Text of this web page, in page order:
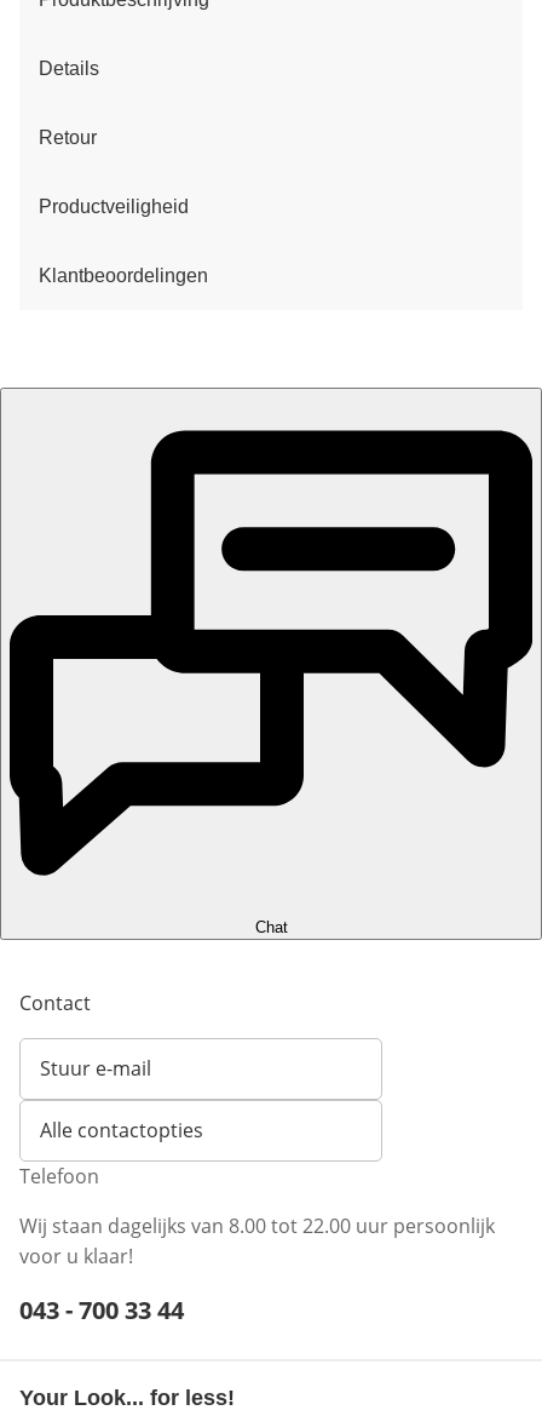
Details
Retour
Productveiligheid
Klantbeoordelingen
Chat
Contact
Stuur e-mail
Opent e-mailclient
Alle contactopties
Telefoon
Wij staan dagelijks van 8.00 tot 22.00 uur persoonlijk
voor u klaar!
Telefoonnummer:
043 - 700 33 44
Your Look... for less!